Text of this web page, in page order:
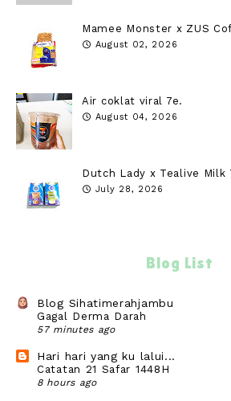
Mamee Monster x ZUS
August 02, 2026
Air coklat viral 7e.
August 04, 2026
Dutch Lady x Tealive Milk
July 28, 2026
Blog List
Blog Sihatimerahjambu
Gagal Derma Darah
57 minutes ago
Hari hari yang ku lalui...
Catatan 21 Safar 1448H
8 hours ago